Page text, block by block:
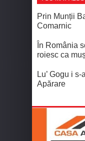
Prin Munții
Comarnic
În România
roiesc ca
Lu’ Gogu i
Apărare